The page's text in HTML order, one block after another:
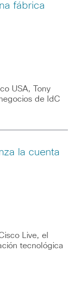
fábrica
USA, Tony
de IdC
la cuenta
Live, el
tecnológica